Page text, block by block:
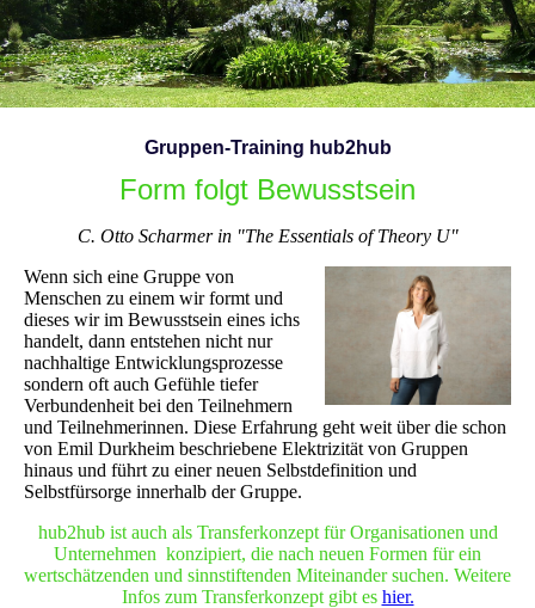
Gruppen-Training hub2hub
Form folgt Bewusstsein
C. Otto Scharmer in "The Essentials of Theory U"
Wenn sich eine Gruppe von
Menschen zu einem wir formt und
dieses wir im Bewusstsein eines ichs
handelt, dann entstehen nicht nur
nachhaltige Entwicklungsprozesse
sondern oft auch Gefühle tiefer
Verbundenheit bei den Teilnehmern
und Teilnehmerinnen. Diese Erfahrung geht weit über die schon
von Emil Durkheim beschriebene Elektrizität von Gruppen
hinaus und führt zu einer neuen Selbstdefinition und
Selbstfürsorge innerhalb der Gruppe.
hub2hub ist auch als Transferkonzept für Organisationen und
Unternehmen konzipiert, die nach neuen Formen für ein
wertschätzenden und sinnstiftenden Miteinander suchen. Weitere
Infos zum Transferkonzept gibt es hier.